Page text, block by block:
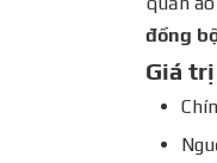
đồng
Giá